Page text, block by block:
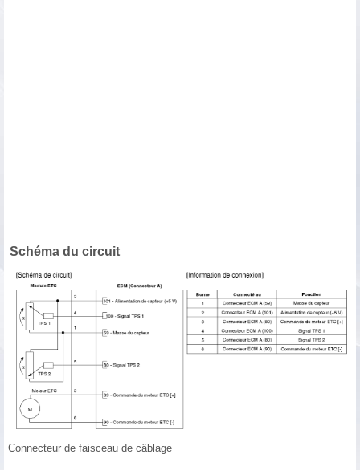
Schéma du circuit
Connecteur de faisceau de câblage